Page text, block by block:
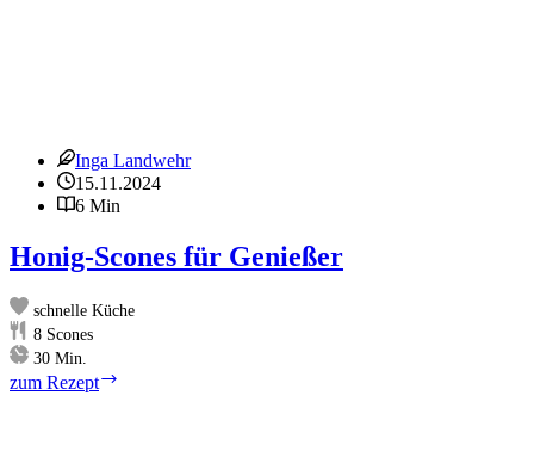
Inga Landwehr
15.11.2024
6 Min
Honig-Scones für Genießer
schnelle Küche
8 Scones
30Minuten
Min.
zum Rezept